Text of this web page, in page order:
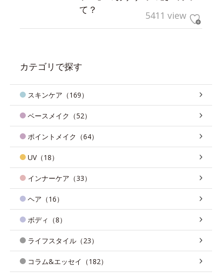
て？
5411 view
カテゴリで探す
スキンケア（169）
ベースメイク（52）
ポイントメイク（64）
UV（18）
インナーケア（33）
ヘア（16）
ボディ（8）
ライフスタイル（23）
コラム&エッセイ（182）